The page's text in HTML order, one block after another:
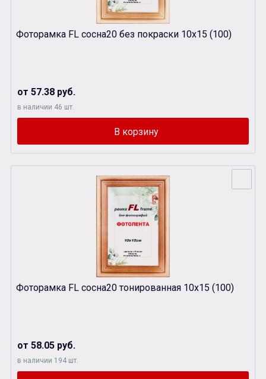
Фоторамка FL сосна20 без покраски 10х15 (100)
от 57.38 руб.
в наличии 46 шт.
Фоторамка FL сосна20 тонированная 10х15 (100)
от 58.05 руб.
в наличии 194 шт.